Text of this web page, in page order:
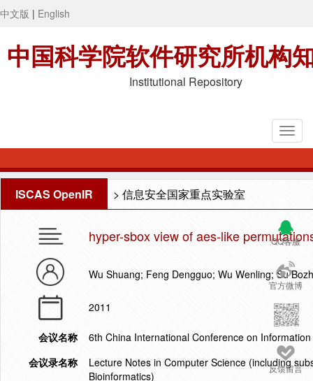
中文版 | English
中国科学院软件研究所机构
Institutional Repository
ISCAS OpenIR > 信息安全国家重点实验室
QQ客服
官方微博
反馈留言
hyper-sbox view of aes-like
Wu Shuang; Feng Dengguo; Wu Wenling; Su
2011
会议名称
6th China International Conference on
会议录名称
Lecture Notes in Computer Science (including
Bioinformatics)